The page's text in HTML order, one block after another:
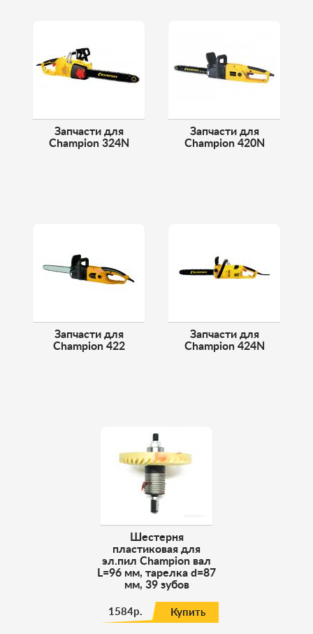
Запчасти для
Champion 324N
Запчасти для
Champion 420N
Запчасти для
Champion 422
Запчасти для
Champion 424N
Шестерня
пластиковая для
эл.пил Champion вал
L=96 мм, тарелка d=87
мм, 39 зубов
1584р. Купить